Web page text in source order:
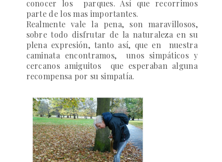
conocer los parques. Así que recorrimos
parte de los mas importantes.
Realmente vale la pena, son maravillosos,
sobre todo disfrutar de la naturaleza en su
plena expresión, tanto así, que en nuestra
caminata encontramos, unos simpáticos y
cercanos amiguitos que esperaban alguna
recompensa por su simpatía.